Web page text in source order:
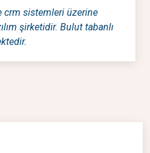
crm sistemleri üzerine
şirketidir. Bulut tabanlı